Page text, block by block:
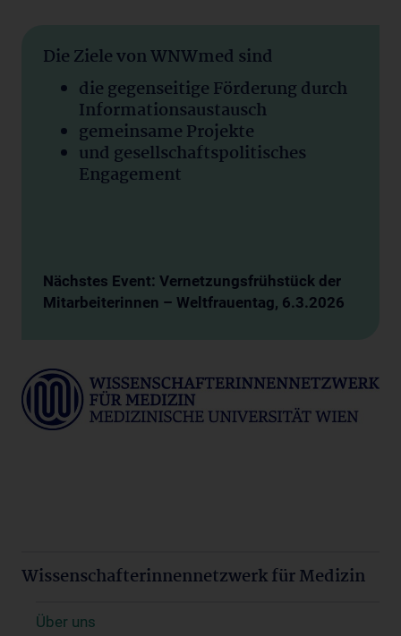
Die Ziele von WNWmed sind
die gegenseitige Förderung durch
Informationsaustausch
gemeinsame Projekte
und gesellschaftspolitisches
Engagement
Nächstes Event: Vernetzungsfrühstück der
Mitarbeiterinnen – Weltfrauentag, 6.3.2026
Wissenschafterinnennetzwerk für Medizin
Über uns